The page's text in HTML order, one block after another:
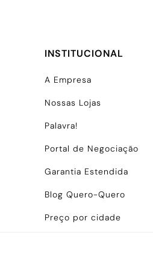
INSTITUCIONAL
A Empresa
Nossas Lojas
Palavra!
Portal de Negociação
Garantia Estendida
Blog Quero-Quero
Preço por cidade